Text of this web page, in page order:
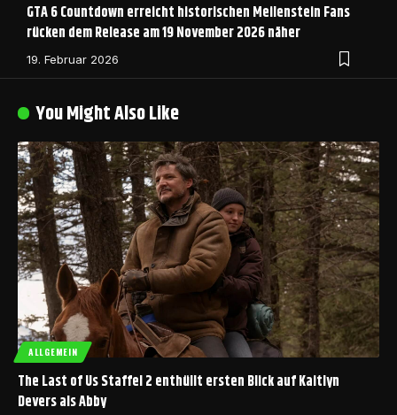
GTA 6 Countdown erreicht historischen Meilenstein Fans
rücken dem Release am 19 November 2026 näher
19. Februar 2026
You Might Also Like
ALLGEMEIN
The Last of Us Staffel 2 enthüllt ersten Blick auf Kaitlyn
Devers als Abby